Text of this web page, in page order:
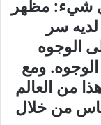
شيء: مظهر
سر
الوجوه
ومع
من العالم
من خلال